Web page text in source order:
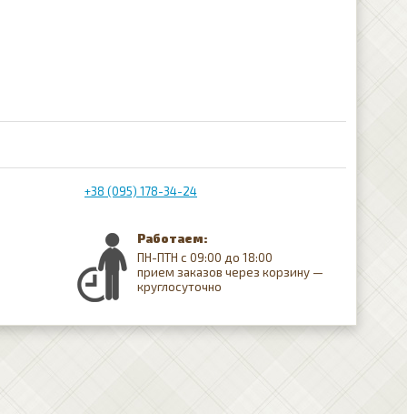
+38 (095) 178-34-24
Работаем:
ПН-ПТН с 09:00 до 18:00
прием заказов через корзину —
круглосуточно